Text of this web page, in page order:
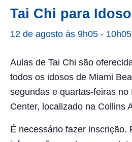
Tai Chi para
12 de agosto às 9h05 - 10h05
Aulas de Tai Chi são
todos os idosos de Miami
segundas e quartas-feiras
Center, localizado na Collins
É necessário fazer inscrição.